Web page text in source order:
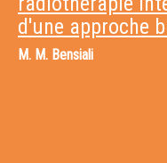
d'une approche
M. M. Bensiali